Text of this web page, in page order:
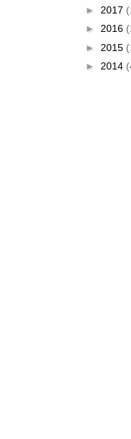
► 2017
► 2016
► 2015
► 2014